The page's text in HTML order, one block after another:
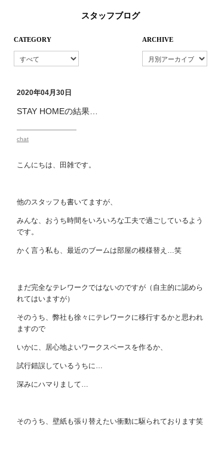
スタッフブログ
CATEGORY ARCHIVE
2020年04月30日
STAY HOMEの結果…
chat
こんにちは、田雑です。
他のスタッフも書いてますが、
みんな、おうち時間をいろいろな工夫で過ごしているよう
です。
かく言う私も、最近のブームは部屋の模様替え…笑
まだ完全なテレワークではないのですが（自主的に認めら
れてはいますが）
そのうち、弊社も徐々にテレワークに移行するかと思われ
ますので
いかに、居心地よいワークスペースを作るか、
試行錯誤しているうちに…
深みにハマりまして…
そのうち、壁紙も張り替えたい衝動に駆られております笑